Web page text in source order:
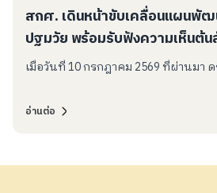
สกศ. เดินหน้าขับเคลื่อนแผนพัฒ
ปฐมวัย พร้อมรับฟังความเห็นต้
ระดับคุณภาพชีวิตเด็กไทย
เมื่อวันที่ 10 กรกฎาคม 2569 ที่ผ่านมา
อ่านต่อ